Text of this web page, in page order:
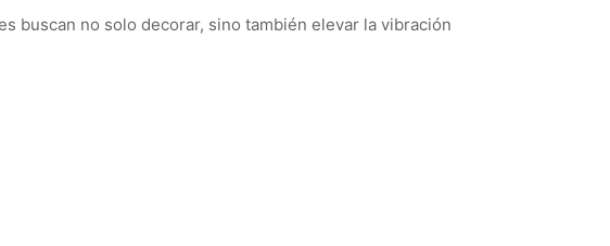
buscan no solo decorar, sino también elevar la vibración